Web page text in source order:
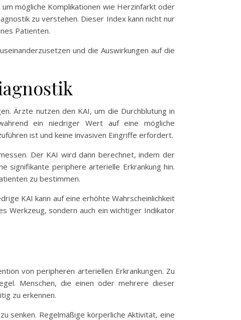
mögliche Komplikationen wie Herzinfarkt oder
zu verstehen. Dieser Index kann nicht nur
Patienten.
und die Auswirkungen auf die
Ärzte nutzen den KAI, um die Durchblutung in
ein niedriger Wert auf eine mögliche
ist und keine invasiven Eingriffe erfordert.
Der KAI wird dann berechnet, indem der
signifikante periphere arterielle Erkrankung hin.
zu bestimmen.
KAI kann auf eine erhöhte Wahrscheinlichkeit
Werkzeug, sondern auch ein wichtiger Indikator
von peripheren arteriellen Erkrankungen. Zu
Menschen, die einen oder mehrere dieser
zu erkennen.
senken. Regelmäßige körperliche Aktivität, eine